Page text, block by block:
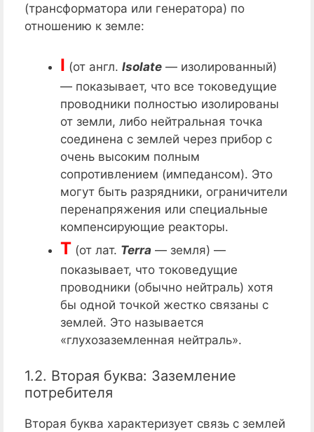
(трансформатора или генератора) по
отношению к земле:
I (от англ. Isolate — изолированный)
— показывает, что все токоведущие
проводники полностью изолированы
от земли, либо нейтральная точка
соединена с землей через прибор с
очень высоким полным
сопротивлением (импедансом). Это
могут быть разрядники, ограничители
перенапряжения или специальные
компенсирующие реакторы.
T (от лат. Terra — земля) —
показывает, что токоведущие
проводники (обычно нейтраль) хотя
бы одной точкой жестко связаны с
землей. Это называется
«глухозаземленная нейтраль».
1.2. Вторая буква: Заземление
потребителя
Вторая буква характеризует связь с землей